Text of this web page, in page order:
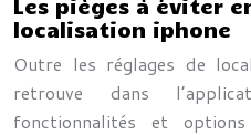
Les pièges à éviter
localisation iphone
Outre les réglages de
retrouve dans
fonctionnalités et